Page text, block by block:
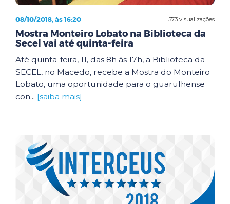
573 visualizações
08/10/2018, às 16:20
Mostra Monteiro Lobato na Biblioteca da
Secel vai até quinta-feira
Até quinta-feira, 11, das 8h às 17h, a Biblioteca da
SECEL, no Macedo, recebe a Mostra do Monteiro
Lobato, uma oportunidade para o guarulhense
con... [saiba mais]